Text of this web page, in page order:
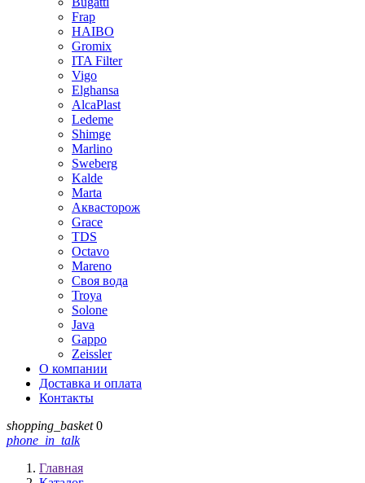
Frap
HAIBO
Gromix
ITA Filter
Vigo
Elghansa
AlcaPlast
Ledeme
Shimge
Marlino
Sweberg
Kalde
Marta
Аквасторож
Grace
TDS
Octavo
Mareno
Своя вода
Troya
Solone
Java
Gappo
Zeissler
О компании
Доставка и оплата
Контакты
shopping_basket 0
phone_in_talk
Главная